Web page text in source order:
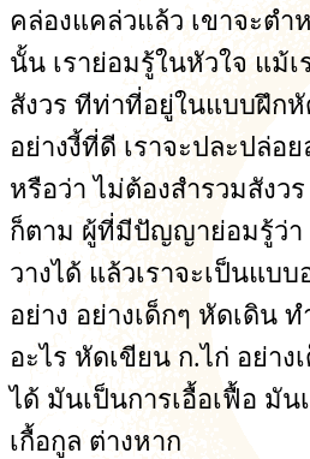
คล่องแคล่วแล้ว เขาจะตำ
นั้น เราย่อมรู้ในหัวใจ แม้เ
สังวร ทีท่าที่อยู่ในแบบฝึก
อย่างงี้ที่ดี เราจะปละปล่อ
หรือว่า ไม่ต้องสำรวมสังวร
ก็ตาม ผู้ที่มีปัญญาย่อมรู้ว่า
วางได้ แล้วเราจะเป็นแบ
อย่าง อย่างเด็กๆ หัดเดิน
อะไร หัดเขียน ก.ไก่ อย่าง
ได้ มันเป็นการเอื้อเฟื้อ มัน
เกื้อกูล ต่างหาก